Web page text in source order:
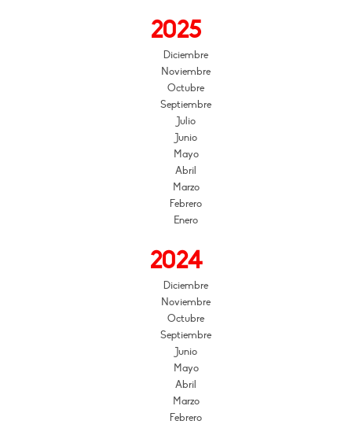
2025
Diciembre
Noviembre
Octubre
Septiembre
Julio
Junio
Mayo
Abril
Marzo
Febrero
Enero
2024
Diciembre
Noviembre
Octubre
Septiembre
Junio
Mayo
Abril
Marzo
Febrero